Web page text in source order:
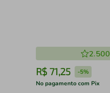
2.500
R$ 71,25 -5%
No pagamento com Pix